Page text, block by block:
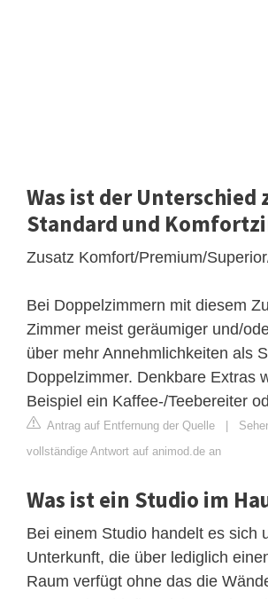
Was ist der Unterschied
Standard und
Zusatz Komfort/Premium/
Bei Doppelzimmern mit diesem
Zimmer meist geräumiger und/
über mehr Annehmlichkeiten als
Doppelzimmer. Denkbare Extras
Beispiel ein Kaffee-/Teebereiter
Antrag auf Entfernung der Quelle |
vollständige Antwort auf animod.de an
Was ist ein Studio im
Bei einem Studio handelt es sich
Unterkunft, die über lediglich
Raum verfügt ohne das die